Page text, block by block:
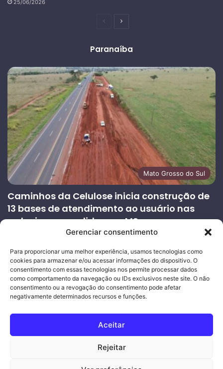
Gerenciar consentimento
Para proporcionar uma melhor experiência, usamos tecnologias como
cookies para armazenar e/ou acessar informações do dispositivo. O
consentimento com essas tecnologias nos permite processar dados
como comportamento da navegação ou IDs exclusivos neste site. O não
consentimento ou a revogação do consentimento pode afetar
negativamente determinados recursos e funções.
Aceitar
Rejeitar
25/06/2026
PáginaPróxima
Paranaíba
Mato Grosso do Sul
Caminhos da Celulose inicia construção de
13 bases de atendimento ao usuário nas
rodovias concedidas em MS
Página
anterior
Próxima
página
Ouro Empresas- Desenvolvimento Web
Joeber Garcia
FacebookInstagram